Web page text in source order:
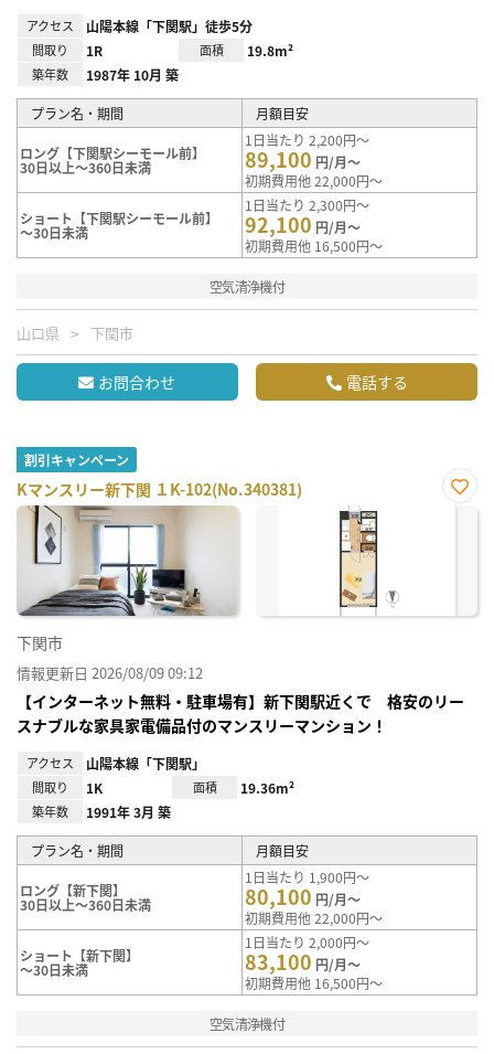
アクセス 山陽本線「下関駅」徒歩5分
間取り 1R 面積 19.8m²
築年数 1987年 10月 築
プラン名・期間 月額目安
ロング【下関駅シーモール前】
30日以上～360日未満
1日当たり 2,200円～
89,100 円/月～
初期費用他 22,000円～
ショート【下関駅シーモール前】
～30日未満
1日当たり 2,300円～
92,100 円/月～
初期費用他 16,500円～
空気清浄機付
山口県 下関市
お問合わせ 電話する
割引キャンペーン
Kマンスリー新下関 １K-102(No.340381)
お気
下関市
情報更新日 2026/08/09 09:12
【インターネット無料・駐車場有】新下関駅近くで 格安のリー
スナブルな家具家電備品付のマンスリーマンション！
アクセス 山陽本線「下関駅」
間取り 1K 面積 19.36m²
築年数 1991年 3月 築
プラン名・期間 月額目安
ロング【新下関】
30日以上～360日未満
1日当たり 1,900円～
80,100 円/月～
初期費用他 22,000円～
ショート【新下関】
～30日未満
1日当たり 2,000円～
83,100 円/月～
初期費用他 16,500円～
空気清浄機付